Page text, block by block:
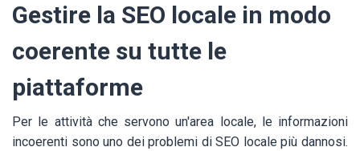
Gestire la SEO locale in modo
coerente su tutte le
piattaforme
Per le attività che servono un'area locale, le informazioni
incoerenti sono uno dei problemi di SEO locale più dannosi.